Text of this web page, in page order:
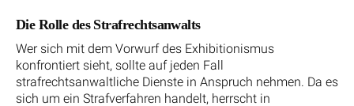
Die Rolle des Strafrechtsanwalts
Wer sich mit dem Vorwurf des Exhibitionismus
konfrontiert sieht, sollte auf jeden Fall
strafrechtsanwaltliche Dienste in Anspruch nehmen. Da es
sich um ein Strafverfahren handelt, herrscht in